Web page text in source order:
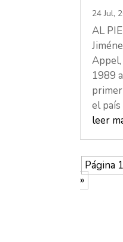
24 Jul,
AL
1989
el
leer
Página
»